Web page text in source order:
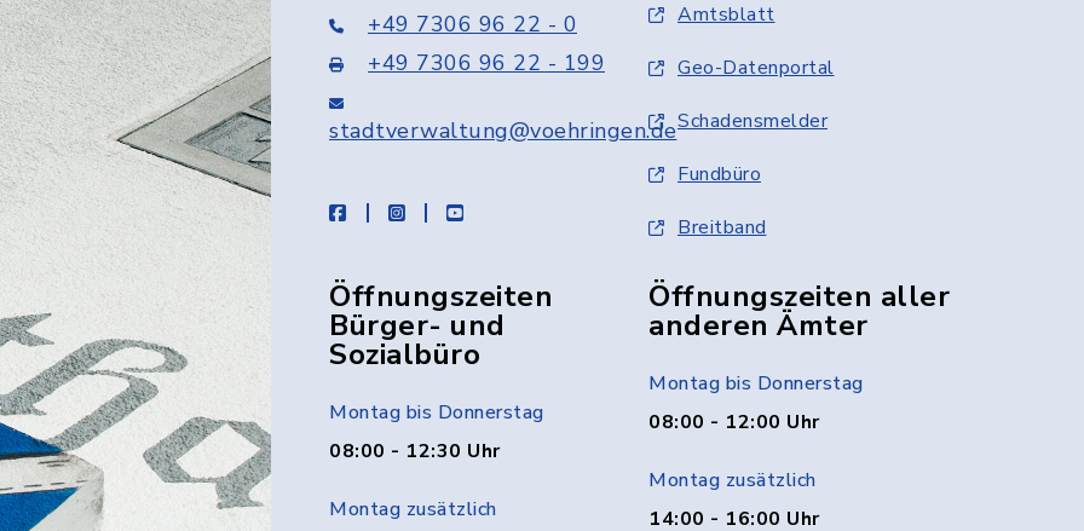
+49 7306 96 22 - 0
+49 7306 96 22 - 199
stadtverwaltung@voehringen.de
facebookinstagramyoutube
Amtsblatt
Geo-Datenportal
Schadensmelder
Fundbüro
Breitband
Öffnungszeiten
Bürger- und
Sozialbüro
Montag bis Donnerstag
08:00 - 12:30 Uhr
Montag zusätzlich
Öffnungszeiten aller
anderen Ämter
Montag bis Donnerstag
08:00 - 12:00 Uhr
Montag zusätzlich
14:00 - 16:00 Uhr